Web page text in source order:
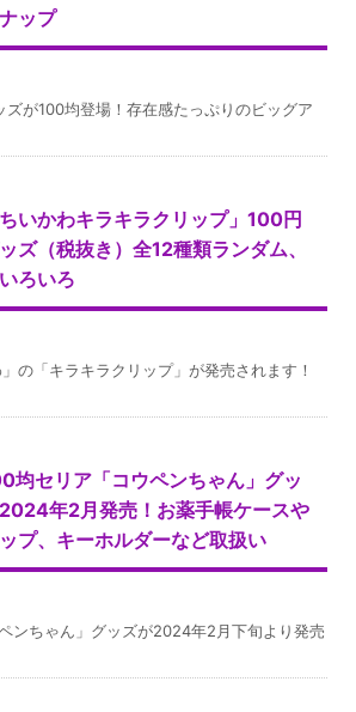
ップ
ズが100均登場！存在感たっぷりのビッグア
ちいかわキラキラクリップ」100円
ズ（税抜き）全12種類ランダム、
ろいろ
の「キラキラクリップ」が発売されます！
均セリア「コウペンちゃん」グッ
年2月発売！お薬手帳ケースや
プ、キーホルダーなど取扱い
ンちゃん」グッズが2024年2月下旬より発売